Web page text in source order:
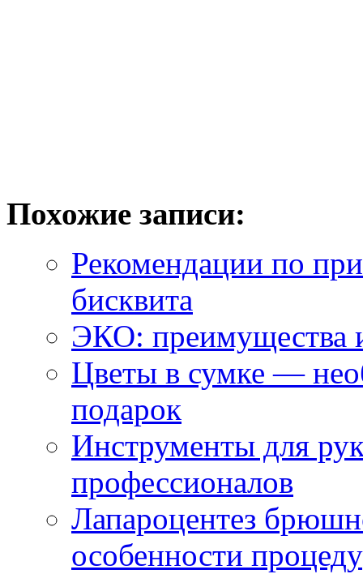
Похожие записи:
Рекомендации по
бисквита
ЭКО: преимущества
Цветы в сумке —
подарок
Инструменты для
профессионалов
Лапароцентез
особенности